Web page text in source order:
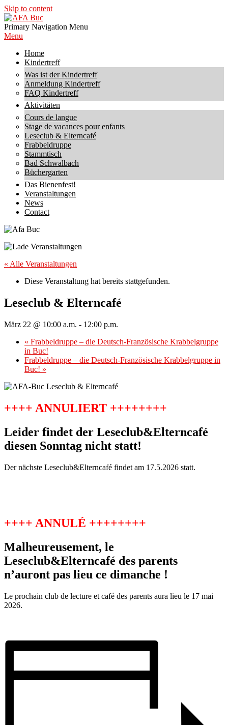
Skip to content
AFA
Buc
Primary Navigation Menu
Menu
Home
Kindertreff
Was ist der Kindertreff
Anmeldung Kindertreff
FAQ Kindertreff
Aktivitäten
Cours de langue
Stage de vacances pour enfants
Leseclub & Elterncafé
Frabbeldruppe
Stammtisch
Bad Schwalbach
Büchergarten
Das Bienenfest!
Veranstaltungen
News
Contact
« Alle Veranstaltungen
Diese Veranstaltung hat bereits stattgefunden.
Leseclub & Elterncafé
März 22 @ 10:00 a.m. - 12:00 p.m.
« Frabbeldruppe – die Deutsch-Französische Krabbelgruppe
in Buc!
Frabbeldruppe – die Deutsch-Französische Krabbelgruppe in
Buc! »
++++ ANNULIERT ++++++++
Leider findet der Leseclub&Elterncafé
diesen Sonntag nicht statt!
Der nächste Leseclub&Elterncafé findet am 17.5.2026 statt.
++++ ANNULÉ ++++++++
Malheureusement, le
Leseclub&Elterncafé des parents
n’auront pas lieu ce dimanche !
Le prochain club de lecture et café des parents aura lieu le 17 mai
2026.